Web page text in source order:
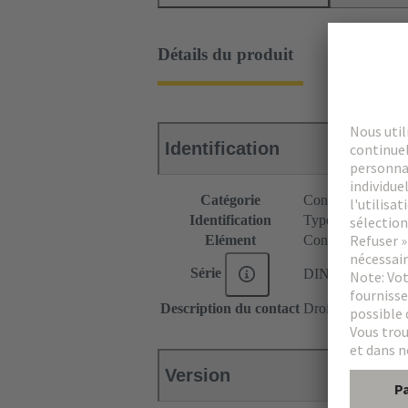
Détails du produit
Identification
Catégorie
Connecteurs
Identification
Type C
Elément
Connecteur
Série DIN 41612
Description du contact Droit
Version